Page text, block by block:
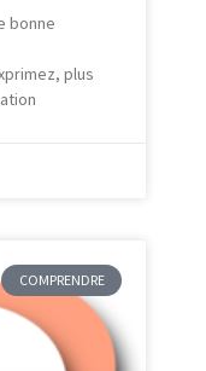
bonne
plus
COMPRENDRE